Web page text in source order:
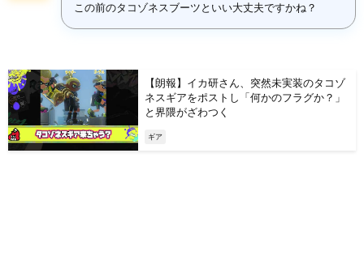
この前のタコゾネスブーツといい大丈夫ですかね？
【朗報】イカ研さん、突然未実装のタコゾ
ネスギアをポストし「何かのフラグか？」
と界隈がざわつく
ギア